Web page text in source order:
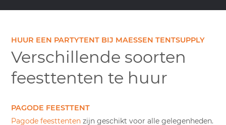
HUUR EEN PARTYTENT BIJ MAESSEN TENTSUPPLY
Verschillende soorten
feesttenten te huur
PAGODE FEESTTENT
Pagode feesttenten zijn geschikt voor alle gelegenheden.